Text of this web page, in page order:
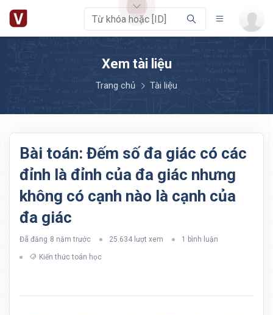
Xem tài liệu
Trang chủ Tài liệu
Bài toán: Đếm số đa giác có các
đỉnh là đỉnh của đa giác nhưng
không có cạnh nào là cạnh của
đa giác
Đã đăng 8 năm trước 25.634 lượt xem 1 bình luận
Kiến thức toán học